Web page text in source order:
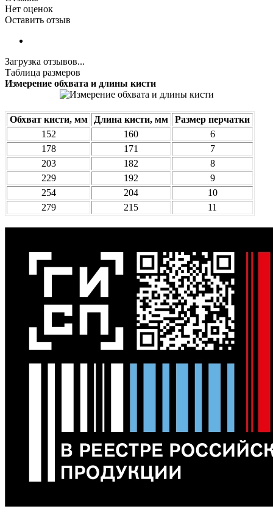
Нет оценок
Оставить отзыв
Загрузка отзывов...
Таблица размеров
Измерение обхвата и длины кисти
Обхват кисти, мм Длина кисти, мм
Размер перчатки
152
160
6
178
171
7
203
182
8
229
192
9
254
204
10
279
215 11